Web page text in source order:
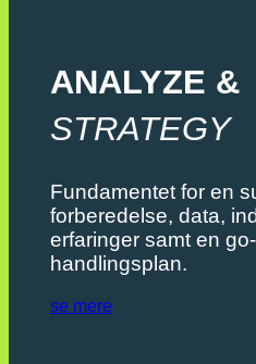
ANALYZE &
STRATEGY
Fundamentet for en
forberedelse, data,
erfaringer samt en
handlingsplan.
se mere